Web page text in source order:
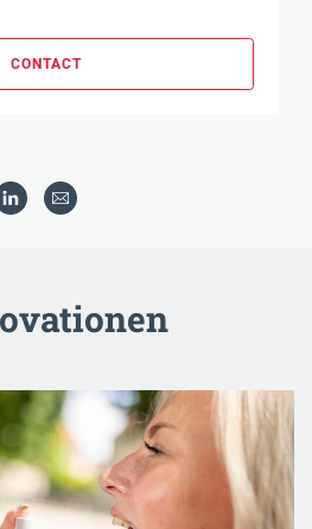
CONTACT